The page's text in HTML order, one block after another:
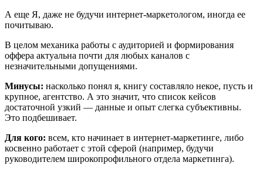
А еще Я, даже не будучи интернет-маркетологом, иногда ее
почитываю.
В целом механика работы с аудиторией и формирования
оффера актуальна почти для любых каналов с
незначительными допущениями.
Минусы: насколько понял я, книгу составляло некое, пусть и
крупное, агентство. А это значит, что список кейсов
достаточной узкий — данные и опыт слегка субъективны.
Это подбешивает.
Для кого: всем, кто начинает в интернет-маркетинге, либо
косвенно работает с этой сферой (например, будучи
руководителем широкопрофильного отдела маркетинга).